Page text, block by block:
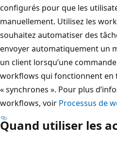
configurés pour que les
manuellement. Utilisez les
souhaitez automatiser des
envoyer automatiquement un
un client lorsqu’une
workflows qui fonctionnent en
« synchrones ». Pour plus
workflows, voir Processus de
Quand utiliser les